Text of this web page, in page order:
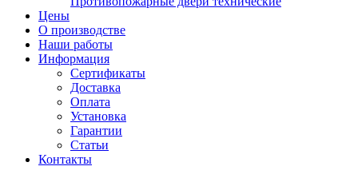
Цены
О производстве
Наши работы
Информация
Сертификаты
Доставка
Оплата
Установка
Гарантии
Статьи
Контакты